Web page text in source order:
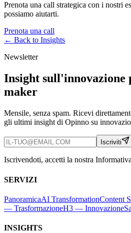
Prenota una call strategica con i nostri
possiamo aiutarti.
Prenota una call
← Back to Insights
Newsletter
Insight sull'innovazione
maker
Mensile, senza spam. Ricevi
gli ultimi insight di Opinno su
Iscriviti
Iscrivendoti, accetti la nostra
SERVIZI
PanoramicaAI TransformationContent
— TrasformazioneH3 — Innovazione
INSIGHTS